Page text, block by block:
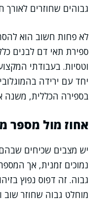
גבוהים שחוזרים לאורך
ספירת תאי דם לבנים
וטסיות. בעבודתי
יחד עם ירידה
בספירה הכללית, משנה
אחוז מול מספר
יש מצבים שכיחים שבהם
נמוכים זמנית, אך
גבוה. זה דפוס נפוץ
מוחלט גבוה שחוזר שוב